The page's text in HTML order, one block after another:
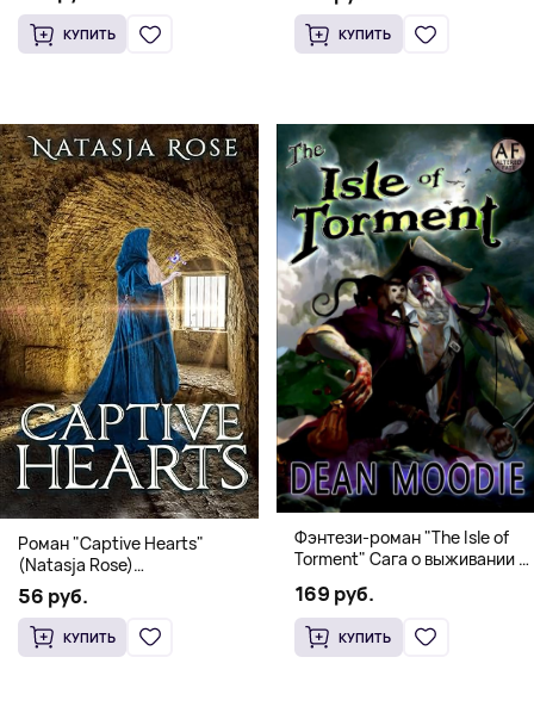
КУПИТЬ КУПИТЬ
Роман "Captive Hearts"
(Natasja Rose)
Романтическое фэнтези
56 руб.
КУПИТЬ
Фэнтези-роман "The Isle of
Torment" Сага о выживании и
169 руб.
КУПИТЬ